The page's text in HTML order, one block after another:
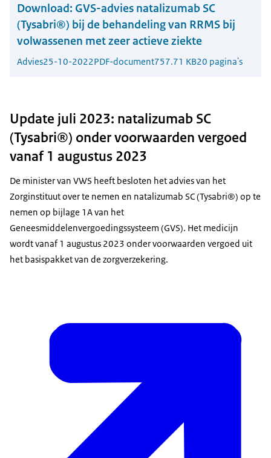
Download: GVS-advies natalizumab SC
(Tysabri®) bij de behandeling van RRMS bij
volwassenen met zeer actieve ziekte
Advies25-10-2022PDF-document757.71 KB20 pagina's
Update juli 2023: natalizumab SC
(Tysabri®) onder voorwaarden vergoed
vanaf 1 augustus 2023
De minister van VWS heeft besloten het advies van het
Zorginstituut over te nemen en natalizumab SC (Tysabri®) op te
nemen op bijlage 1A van het
Geneesmiddelenvergoedingssysteem (GVS). Het medicijn
wordt vanaf 1 augustus 2023 onder voorwaarden vergoed uit
het basispakket van de zorgverzekering.